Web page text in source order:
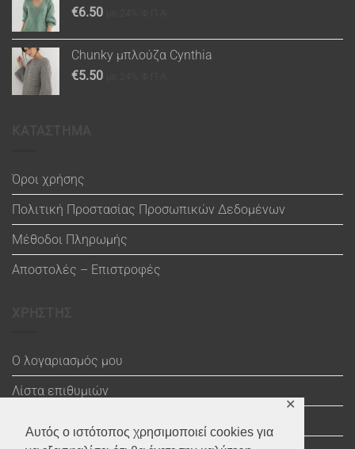
Αυτός ο ιστότοπος χρησιμοποιεί cookies για
✕
€6.50
Chunky μπλούζα Cynthia
€5.50
Όροι χρήσης
Πολιτική Προστασίας Προσωπικών Δεδομένων
Μέθοδοι Πληρωμής
Αποστολές – Επιστροφές
Ο λογαριασμός μου
Λίστα επιθυμιών